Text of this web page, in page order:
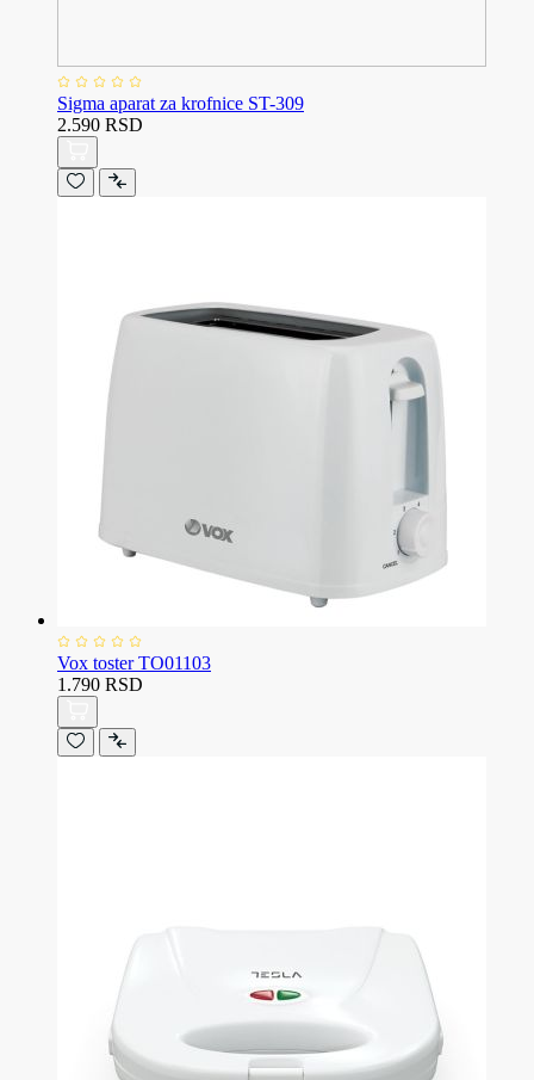
Sigma aparat za krofnice ST-309
2.590 RSD
Vox toster TO01103
1.790 RSD